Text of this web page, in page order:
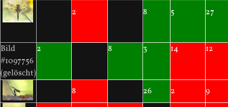
2
8 5 27
Bild
#1097756
(gelöscht)
2 8 3 14 12
8 26 2 9